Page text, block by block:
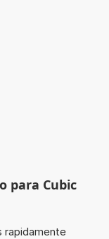
para Cubic
rapidamente